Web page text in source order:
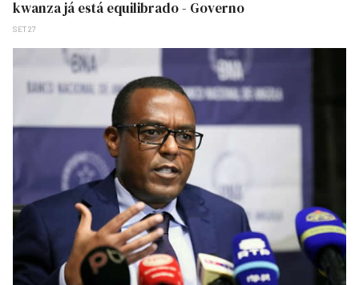
Setor não petrolífero é o motor da economia e
kwanza já está equilibrado - Governo
SET 27